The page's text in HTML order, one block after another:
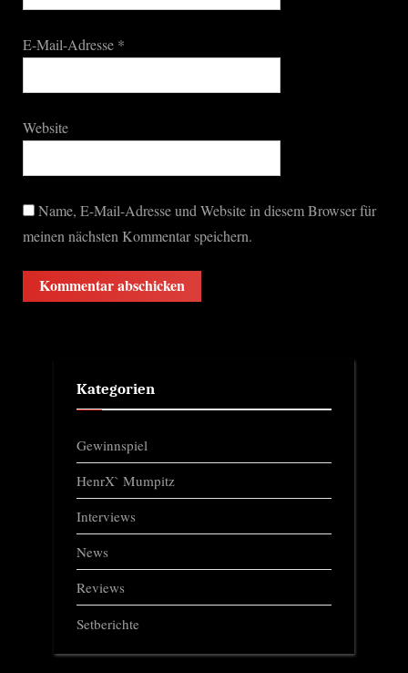
E-Mail-Adresse *
Website
Name, E-Mail-Adresse und Website in diesem Browser für
meinen nächsten Kommentar speichern.
Kategorien
Gewinnspiel
HenrX` Mumpitz
Interviews
News
Reviews
Setberichte